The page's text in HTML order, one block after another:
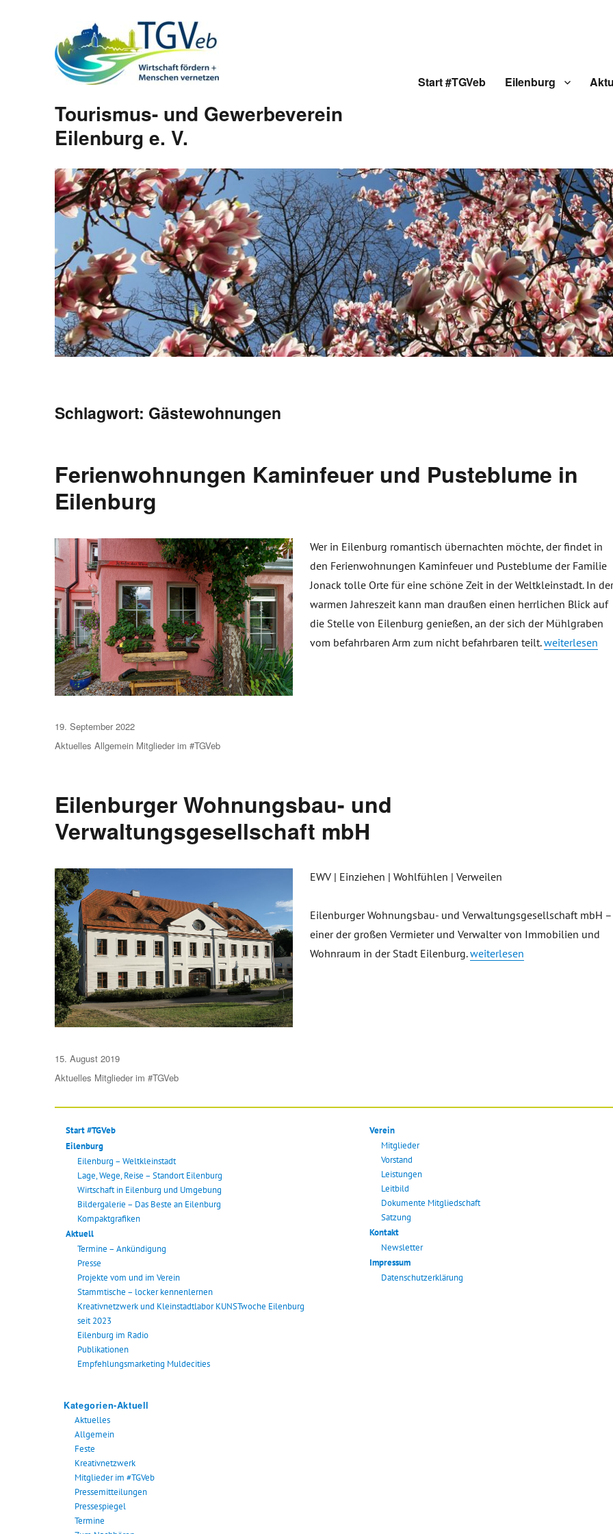
Tourismus- und Gewerbeverein
Eilenburg e. V.
Start #TGVeb Eilenburg
Schlagwort: Gästewohnungen
Ferienwohnungen Kaminfeuer und Pusteblume in
Eilenburg
Wer in Eilenburg romantisch übernachten möchte, der findet in
den Ferienwohnungen Kaminfeuer und Pusteblume der Familie
Jonack tolle Orte für eine schöne Zeit in der Weltkleinstadt. In
warmen Jahreszeit kann man draußen einen herrlichen Blick auf
die Stelle von Eilenburg genießen, an der sich der Mühlgraben
vom befahrbaren Arm zum nicht befahrbaren teilt.weiterlesen
Veröffentlicht
am
19. September 2022
Aktuelles Allgemein Mitglieder im #TGVeb
Eilenburger Wohnungsbau- und
Verwaltungsgesellschaft mbH
EWV | Einziehen | Wohlfühlen | Verweilen
Eilenburger Wohnungsbau- und Verwaltungsgesellschaft mbH –
einer der großen Vermieter und Verwalter von Immobilien und
Wohnraum in der Stadt Eilenburg.„Eilenburger Wohnungsbau-
weiterlesen
Veröffentlicht
am
15. August 2019
Aktuelles Mitglieder im #TGVeb
Start #TGVeb
Eilenburg
Eilenburg – Weltkleinstadt
Lage, Wege, Reise – Standort Eilenburg
Wirtschaft in Eilenburg und Umgebung
Bildergalerie – Das Beste an Eilenburg
Kompaktgrafiken
Aktuell
Termine – Ankündigung
Presse
Projekte vom und im Verein
Stammtische – locker kennenlernen
Kreativnetzwerk und Kleinstadtlabor KUNSTwoche Eilenburg
seit 2023
Eilenburg im Radio
Publikationen
Empfehlungsmarketing Muldecities
Kategorien-Aktuell
Aktuelles
Allgemein
Feste
Kreativnetzwerk
Mitglieder im #TGVeb
Pressemitteilungen
Pressespiegel
Termine
Verein
Mitglieder
Vorstand
Leistungen
Leitbild
Dokumente Mitgliedschaft
Satzung
Kontakt
Newsletter
Impressum
Datenschutzerklärung